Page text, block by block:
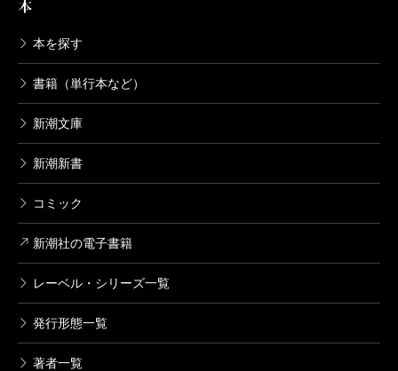
本
本を探す
書籍（単行本など）
新潮文庫
新潮新書
コミック
新潮社の電子書籍
レーベル・シリーズ一覧
発行形態一覧
著者一覧